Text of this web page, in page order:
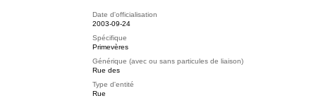
Date d'officialisation
2003-09-24
Spécifique
Primevères
Générique (avec ou sans particules de liaison)
Rue des
Type d'entité
Rue